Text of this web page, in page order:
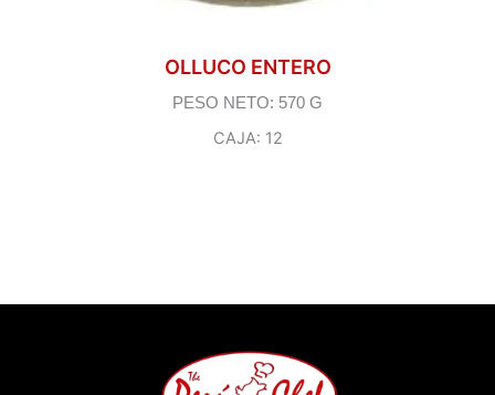
OLLUCO ENTERO
PESO NETO: 570 G
CAJA: 12